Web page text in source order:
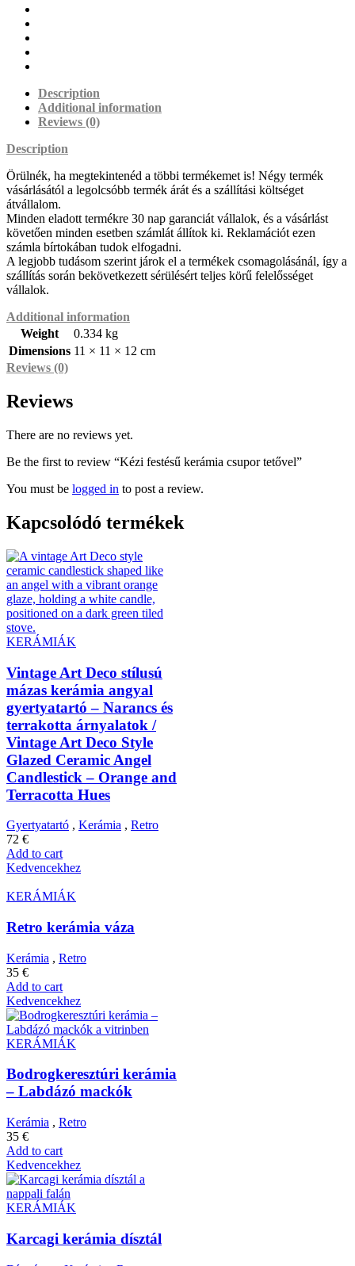
Description
Additional information
Reviews (0)
Description
Örülnék, ha megtekintenéd a többi termékemet is! Négy termék
vásárlásától a legolcsóbb termék árát és a szállítási költséget
átvállalom.
Minden eladott termékre 30 nap garanciát vállalok, és a vásárlást
követően minden esetben számlát állítok ki. Reklamációt ezen
számla bírtokában tudok elfogadni.
A legjobb tudásom szerint járok el a termékek csomagolásánál, így a
szállítás során bekövetkezett sérülésért teljes körű felelősséget
vállalok.
Additional information
Weight
0.334 kg
Dimensions 11 × 11 × 12 cm
Reviews (0)
Reviews
There are no reviews yet.
Be the first to review “Kézi festésű kerámia csupor tetővel”
You must be logged in to post a review.
Kapcsolódó termékek
KERÁMIÁK
Vintage Art Deco stílusú
mázas kerámia angyal
gyertyatartó – Narancs és
terrakotta árnyalatok /
Vintage Art Deco Style
Glazed Ceramic Angel
Candlestick – Orange and
Terracotta Hues
Gyertyatartó , Kerámia , Retro
72 €
Add to cart
Kedvencekhez
KERÁMIÁK
Retro kerámia váza
Kerámia , Retro
35 €
Add to cart
Kedvencekhez
KERÁMIÁK
Bodrogkeresztúri kerámia
– Labdázó mackók
Kerámia , Retro
35 €
Add to cart
Kedvencekhez
KERÁMIÁK
Karcagi kerámia dísztál